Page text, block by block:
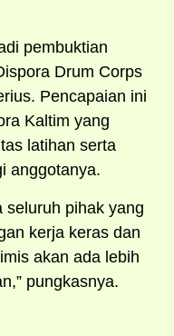
pembuktian
Drum Corps
Pencapaian ini
Kaltim yang
latihan serta
anggotanya.
seluruh pihak yang
kerja keras dan
akan ada lebih
pungkasnya.